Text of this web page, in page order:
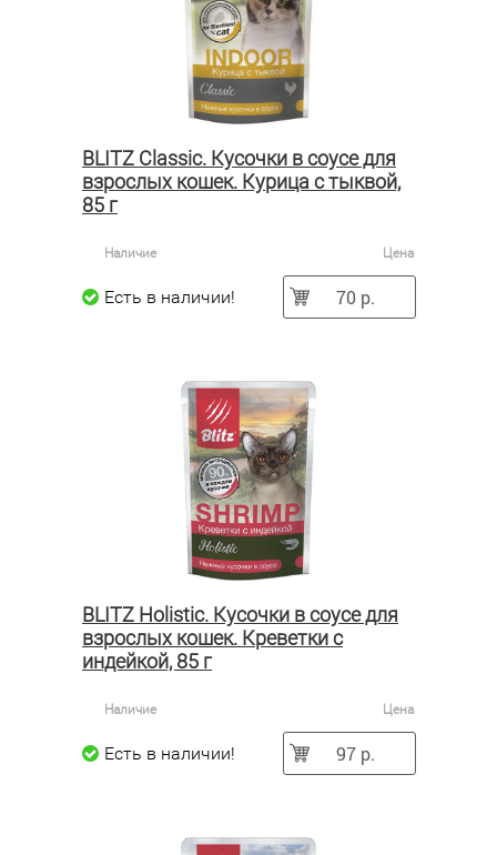
BLITZ Classic. Кусочки в соусе для
взрослых кошек. Курица с тыквой,
85 г
Наличие Цена
Есть в наличии! 70 р.
BLITZ Holistic. Кусочки в соусе для
взрослых кошек. Креветки с
индейкой, 85 г
Наличие Цена
Есть в наличии! 97 р.